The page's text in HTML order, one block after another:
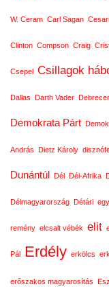
W. Ceram Carl Sagan
Clinton Compson Craig
Csepel Csillagok
Dallas Darth Vader
Demokrata Párt
András Dietz Károly
Dunántúl Dél Dél-Afrika
Délmagyarország Détári
remény elcsalt vébék elit
Pál Erdély erkölcs
erőszakos magyarosítás